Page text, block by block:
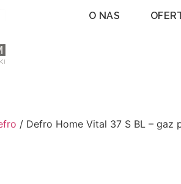
O NAS
/ Defro Home Vital 37 S BL – gaz